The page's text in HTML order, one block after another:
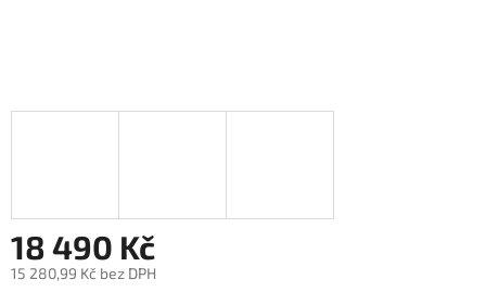
18 490 Kč
15 280,99 Kč bez DPH